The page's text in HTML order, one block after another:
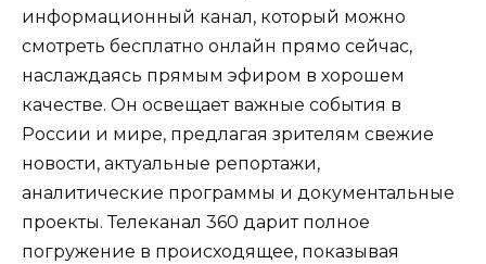
информационный канал, который можно
смотреть бесплатно онлайн прямо сейчас,
наслаждаясь прямым эфиром в хорошем
качестве. Он освещает важные события в
России и мире, предлагая зрителям свежие
новости, актуальные репортажи,
аналитические программы и документальные
проекты. Телеканал 360 дарит полное
погружение в происходящее, показывая